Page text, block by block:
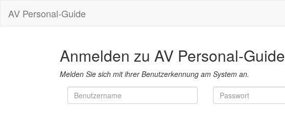
AV Personal-Guide
Anmelden zu AV Personal-Guide
Melden Sie sich mit ihrer Benutzerkennung am System an.